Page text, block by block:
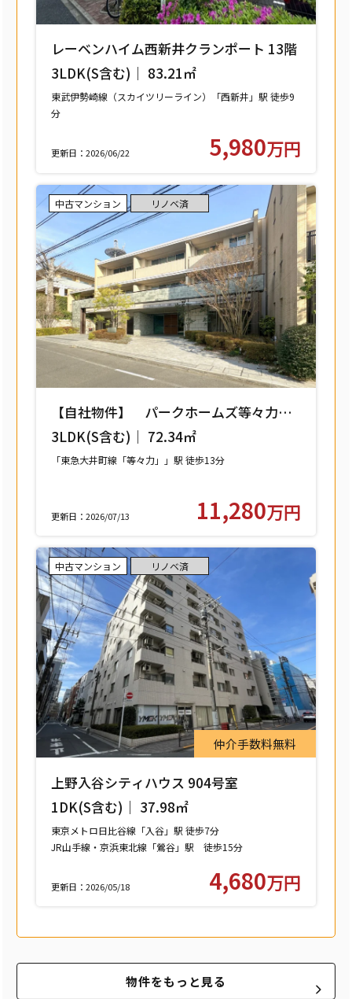
レーベンハイム西新井クランポート 13階
3LDK(S含む)｜ 83.21㎡
東武伊勢崎線（スカイツリーライン）「西新井」駅 徒歩9
分
更新日：2026/06/22 5,980万円
中古マンション リノベ済
【自社物件】 パークホームズ等々力レ
ジデンススクエア 208号室 【世田谷区
中町】
3LDK(S含む)｜ 72.34㎡
「東急大井町線「等々力」」駅 徒歩13分
更新日：2026/07/13 11,280万円
仲介手数料無料
中古マンション リノベ済
上野入谷シティハウス 904号室
1DK(S含む)｜ 37.98㎡
東京メトロ日比谷線「入谷」駅 徒歩7分
JR山手線・京浜東北線「鶯谷」駅 徒歩15分
更新日：2026/05/18 4,680万円
物件をもっと見る